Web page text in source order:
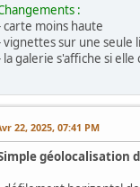
:
carte moins haute
vignettes sur une seule
la galerie s'affiche si
22, 2025, 07:41 PM
géolocalisation